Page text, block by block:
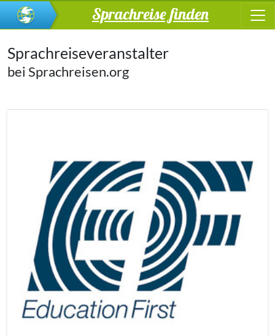
Sprachreise finden
Sprachreiseveranstalter
bei Sprachreisen.org